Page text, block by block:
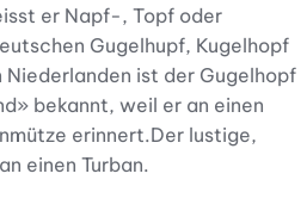
er Napf-, Topf oder
Gugelhupf, Kugelhopf
Niederlanden ist der Gugelhopf
bekannt, weil er an einen
erinnert.Der lustige,
einen Turban.